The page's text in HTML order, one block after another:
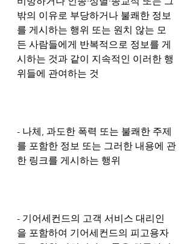
밖의 이유로 부당하거나 불쾌한 정보
를 게시하는 행위 또는 원치 않는 모
든 사람들에게 반복적으로 정보를 게
시하는 것과 같이 지속적인 이러한 행
위들에 관여하는 것
- 나체, 과도한 폭력 또는 불쾌한 주제
를 포함한 정보 또는 그러한 내용에 관
한 링크를 게시하는 행위
- 기어세컨드의 고객 서비스 대리인
을 포함하여 기어세컨드의 피고용자